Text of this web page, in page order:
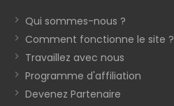
Qui sommes-nous ?
Comment fonctionne le site ?
Travaillez avec nous
Programme d'affiliation
Devenez Partenaire